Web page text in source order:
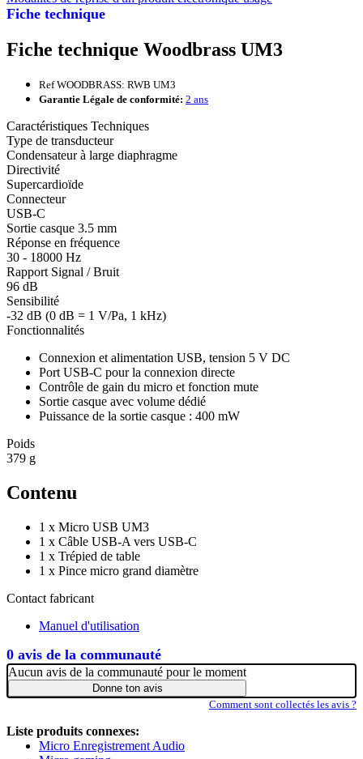
Fiche technique
0 avis de la communauté
Fiche technique Woodbrass UM3
Ref WOODBRASS: RWB UM3
Garantie Légale de conformité: 2 ans
Caractéristiques Techniques
Type de transducteur
Condensateur à large diaphragme
Directivité
Supercardioïde
Connecteur
USB-C
Sortie casque 3.5 mm
Réponse en fréquence
30 - 18000 Hz
Rapport Signal / Bruit
96 dB
Sensibilité
-32 dB (0 dB = 1 V/Pa, 1 kHz)
Fonctionnalités
Connexion et alimentation USB, tension 5 V DC
Port USB-C pour la connexion directe
Contrôle de gain du micro et fonction mute
Sortie casque avec volume dédié
Puissance de la sortie casque : 400 mW
Poids
379 g
Contenu
1 x Micro USB UM3
1 x Câble USB-A vers USB-C
1 x Trépied de table
1 x Pince micro grand diamètre
Contact fabricant
Manuel d'utilisation
Aucun avis de la communauté pour le moment
Donne ton avis
Comment sont collectés les avis ?
Liste produits connexes:
Micro Enregistrement Audio